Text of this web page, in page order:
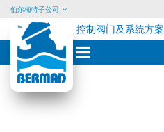
Skip
content
伯尔梅特子公司
控制阀门及系统方案